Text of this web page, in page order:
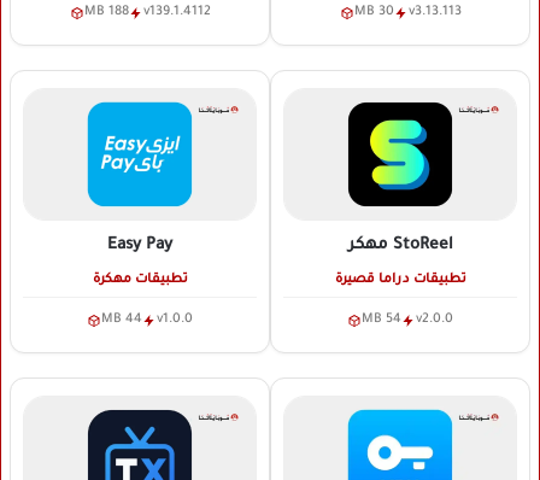
v3.13.113
30 MB
v139.1.4112
188 MB
StoReel مهكر
تطبيقات دراما قصيرة
v2.0.0
54 MB
Easy Pay
تطبيقات مهكرة
v1.0.0
44 MB